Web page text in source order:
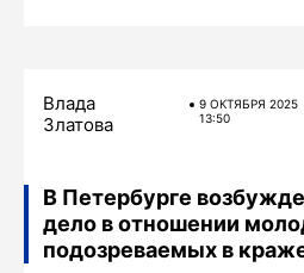
Влада
Златова
9 ОКТЯБРЯ 2025
13:50
В Петербурге
дело в отношении
подозреваемых в